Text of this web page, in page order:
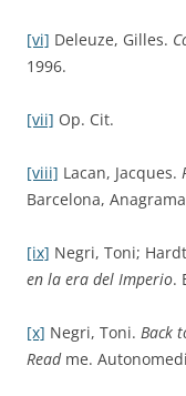
[vi] Deleuze, Gilles.
1996.
[vii] Op. Cit.
[viii] Lacan, Jacques.
Barcelona,
[ix] Negri, Toni;
en la era del Imperio.
[x] Negri, Toni. Back
Readme.